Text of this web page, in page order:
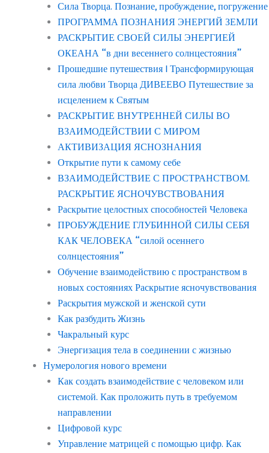
Сила Творца. Познание, пробуждение, погружение
ПРОГРАММА ПОЗНАНИЯ ЭНЕРГИЙ ЗЕМЛИ
РАСКРЫТИЕ СВОЕЙ СИЛЫ ЭНЕРГИЕЙ
ОКЕАНА “в дни весеннего солнцестояния”
Прошедшие путешествия | Трансформирующая
сила любви Творца ДИВЕЕВО Путешествие за
исцелением к Святым
РАСКРЫТИЕ ВНУТРЕННЕЙ СИЛЫ ВО
ВЗАИМОДЕЙСТВИИ С МИРОМ
АКТИВИЗАЦИЯ ЯСНОЗНАНИЯ
Открытие пути к самому себе
ВЗАИМОДЕЙСТВИЕ С ПРОСТРАНСТВОМ.
РАСКРЫТИЕ ЯСНОЧУВСТВОВАНИЯ
Раскрытие целостных способностей Человека
ПРОБУЖДЕНИЕ ГЛУБИННОЙ СИЛЫ СЕБЯ
КАК ЧЕЛОВЕКА “силой осеннего
солнцестояния”
Обучение взаимодействию с пространством в
новых состояниях Раскрытие ясночувствования
Раскрытия мужской и женской сути
Как разбудить Жизнь
Чакральный курс
Энергизация тела в соединении с жизнью
Нумерология нового времени
Как создать взаимодействие с человеком или
системой. Как проложить путь в требуемом
направлении
Цифровой курс
Управление матрицей с помощью цифр. Как